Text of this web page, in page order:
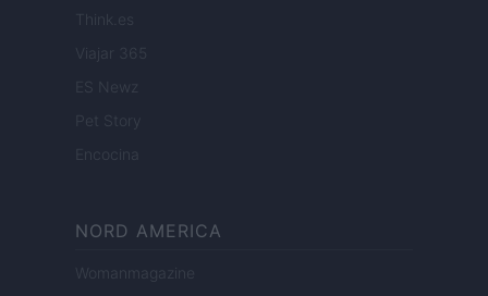
Think.es
Viajar 365
ES Newz
Pet Story
Encocina
NORD AMERICA
Womanmagazine